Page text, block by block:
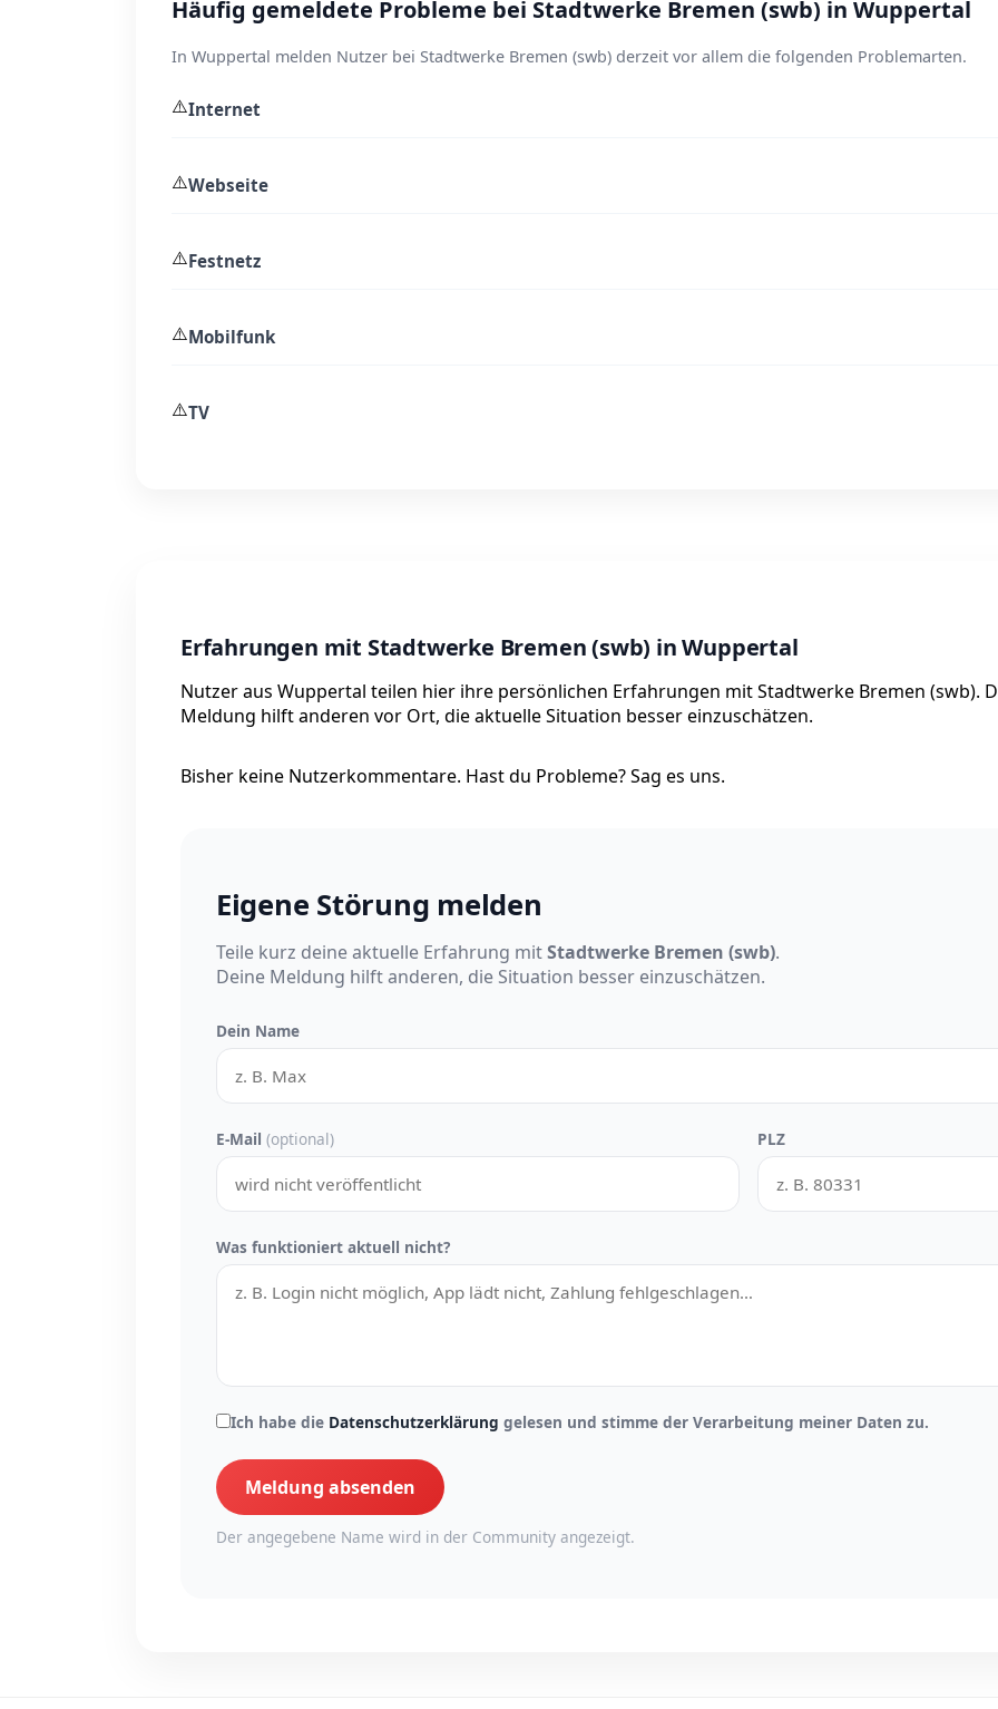
Häufig gemeldete Probleme bei Stadtwerke Bremen (swb) in Wuppertal
In Wuppertal melden Nutzer bei Stadtwerke Bremen (swb) derzeit vor allem die folgenden Problemarten.
⚠️Internet
⚠️Webseite
⚠️Festnetz
⚠️Mobilfunk
⚠️TV
Erfahrungen mit Stadtwerke Bremen (swb) in Wuppertal
Nutzer aus Wuppertal teilen hier ihre persönlichen Erfahrungen mit Stadtwerke Bremen (swb).
Meldung hilft anderen vor Ort, die aktuelle Situation besser einzuschätzen.
Bisher keine Nutzerkommentare. Hast du Probleme? Sag es uns.
Eigene Störung melden
Teile kurz deine aktuelle Erfahrung mitStadtwerke Bremen (swb).
Deine Meldung hilft anderen, die Situation besser einzuschätzen.
Dein Name
E-Mail (optional) PLZ
Was funktioniert aktuell nicht?
Ich habe die Datenschutzerklärung gelesen und stimme der Verarbeitung meiner Daten zu.
Meldung absenden
Der angegebene Name wird in der Community angezeigt.